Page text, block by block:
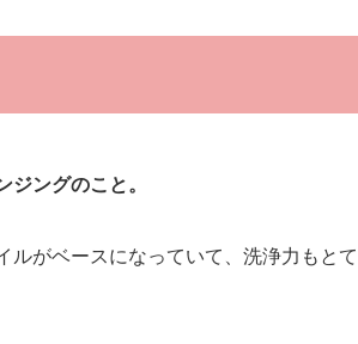
ングのこと。
がベースになっていて、洗浄力もとて